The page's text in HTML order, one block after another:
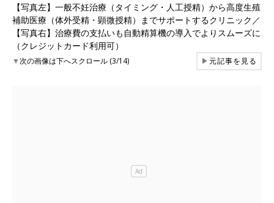
【写真左】一般不妊治療（タイミング・人工授精）から高度生殖
補助医療（体外受精・顕微授精）までサポートするクリニック／
【写真右】治療費の支払いも自動精算機の導入でよりスムーズに
（クレジットカード利用可）
▼次の画像は下へスクロール (3/14) ▶元記事を見る